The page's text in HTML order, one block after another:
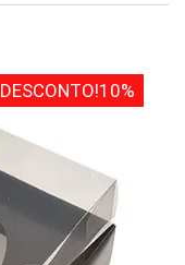
DESCONTO!10%